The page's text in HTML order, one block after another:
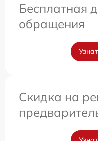
Бесплатная
обращения
Скидка на